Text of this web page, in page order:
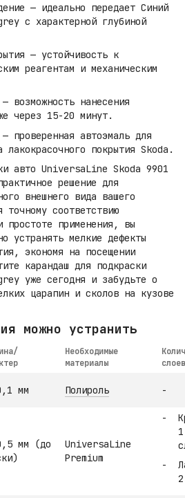
— идеально передает Синий
с характерной глубиной
— устойчивость к
реагентам и механическим
возможность нанесения
через 15-20 минут.
проверенная автоэмаль для
лакокрасочного покрытия Skoda.
авто UniversaLine Skoda 9901
решение для
внешнего вида вашего
точному соответствию
простоте применения, вы
устранять мелкие дефекты
экономя на посещении
карандаш для подкраски
уже сегодня и забудьте о
царапин и сколов на кузове
можно устранить
Необходимые
материалы
слоев
мм Полироль -
мм (до
UniversaLine
Premium